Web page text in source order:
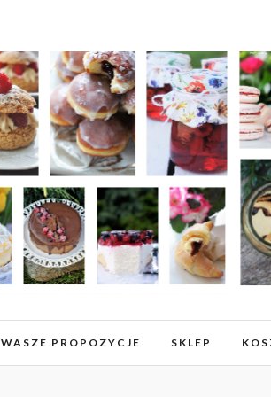
WASZE PROPOZYCJE SKLEP